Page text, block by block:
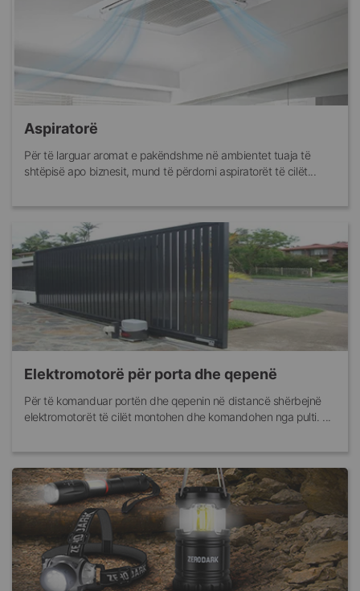
Aspiratorë
Për të larguar aromat e pakëndshme në ambientet tuaja të
shtëpisë apo biznesit, mund të përdorni aspiratorët të cilët...
Elektromotorë për porta dhe qepenë
Për të komanduar portën dhe qepenin në distancë shërbejnë
elektromotorët të cilët montohen dhe komandohen nga pulti. ...